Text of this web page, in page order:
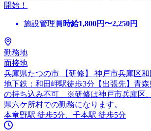
開始！
施設管理員 時給1,800円〜2,250円
勤務地
面接地
兵庫県たつの市 【研修】 神戸市兵庫区
地下鉄：和田岬駅徒歩3分【出張先】青
の持ち込み不可 ※研修は神戸市兵庫区
県六ケ所村での勤務になります。
本竜野駅 徒歩5分、千本駅 徒歩5分